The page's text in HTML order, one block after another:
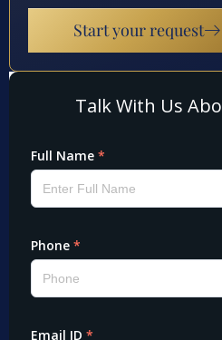
Start your request